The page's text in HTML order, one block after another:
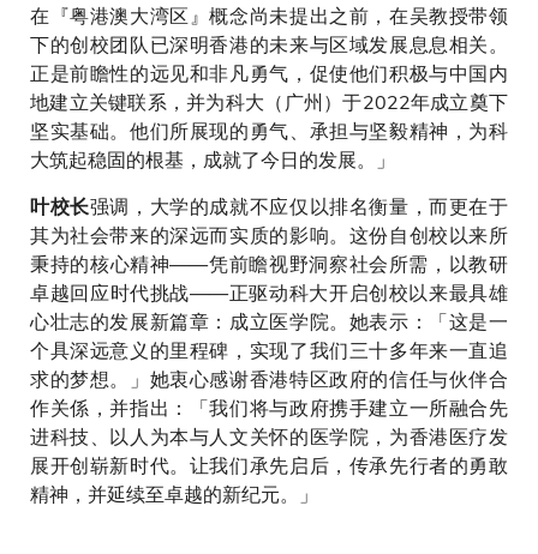
在『粤港澳大湾区』概念尚未提出之前，在吴教授带领
下的创校团队已深明香港的未来与区域发展息息相关。
正是前瞻性的远见和非凡勇气，促使他们积极与中国内
地建立关键联系，并为科大（广州）于2022年成立奠下
坚实基础。他们所展现的勇气、承担与坚毅精神，为科
大筑起稳固的根基，成就了今日的发展。」
叶校长强调，大学的成就不应仅以排名衡量，而更在于
其为社会带来的深远而实质的影响。这份自创校以来所
秉持的核心精神——凭前瞻视野洞察社会所需，以教研
卓越回应时代挑战——正驱动科大开启创校以来最具雄
心壮志的发展新篇章：成立医学院。她表示：「这是一
个具深远意义的里程碑，实现了我们三十多年来一直追
求的梦想。」她衷心感谢香港特区政府的信任与伙伴合
作关係，并指出：「我们将与政府携手建立一所融合先
进科技、以人为本与人文关怀的医学院，为香港医疗发
展开创崭新时代。让我们承先启后，传承先行者的勇敢
精神，并延续至卓越的新纪元。」